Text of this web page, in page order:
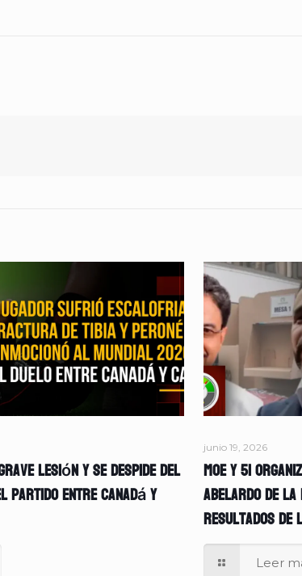
lesión y se despide del
partido entre Canadá y
junio 19, 2026
MOE y 51
Abelardo de
resultados de
Leer